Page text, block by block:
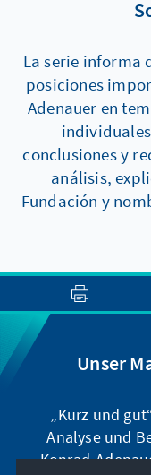
La serie informa
posiciones
Adenauer en
conclusiones y
análisis,
Fundación y
Unser
„Kurz und
Analyse und
Konrad-